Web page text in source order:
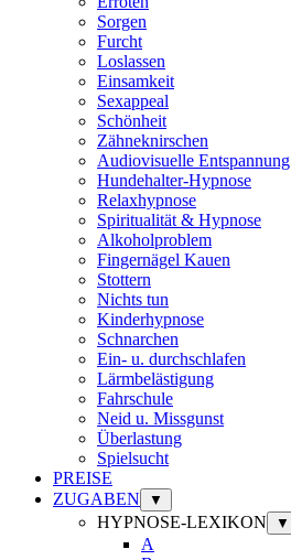
Sorgen
Furcht
Loslassen
Einsamkeit
Sexappeal
Schönheit
Zähneknirschen
Audiovisuelle Entspannung
Hundehalter-Hypnose
Relaxhypnose
Spiritualität & Hypnose
Alkoholproblem
Fingernägel Kauen
Stottern
Nichts tun
Kinderhypnose
Schnarchen
Ein- u. durchschlafen
Lärmbelästigung
Fahrschule
Neid u. Missgunst
Überlastung
Spielsucht
PREISE
ZUGABEN
▼
HYPNOSE-LEXIKON ▼
A